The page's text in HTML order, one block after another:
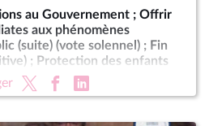
au Gouvernement ; Offrir
aux phénomènes
(suite) (vote solennel) ; Fin
; Protection des enfants